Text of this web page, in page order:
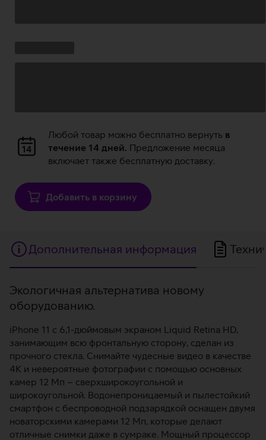
Загрузка
данных
Любой товар можно бесплатно вернуть в
течение 14 дней. Предложение месяца
включает также бесплатную доставку.
Добавить в корзину
Дополнительная информация
Дополнительная
информация
Экологичная альтернатива новому
оборудованию.
iPhone 11 с 6,1-дюймовым экраном Liquid Retina HD,
занимающим всю фронтальную сторону, сделан из
прочного стекла. Снимайте чудесные видео в качестве
4К и невероятные фотографии с помощью основных
камер 12 Мп – сверхширокоугольной и
широкоугольной. Водонепроницаемый и пылестойкий
смартфон с беспроводной подзарядкой оснащен двумя
новаторскими камерами 12 Мп, которые делают
отличные снимки даже в сумраке. Мощный процессор